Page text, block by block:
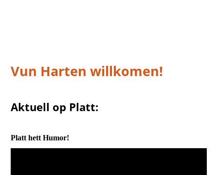
Vun Harten willkomen!
Aktuell op Platt:
Platt hett Humor!